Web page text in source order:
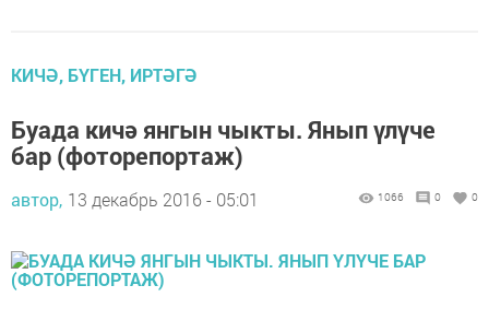
КИЧӘ, БҮГЕН, ИРТӘГӘ
Буада кичә янгын чыкты. Янып үлүче
бар (фоторепортаж)
автор, 13 декабрь 2016 - 05:01 1066 0 0